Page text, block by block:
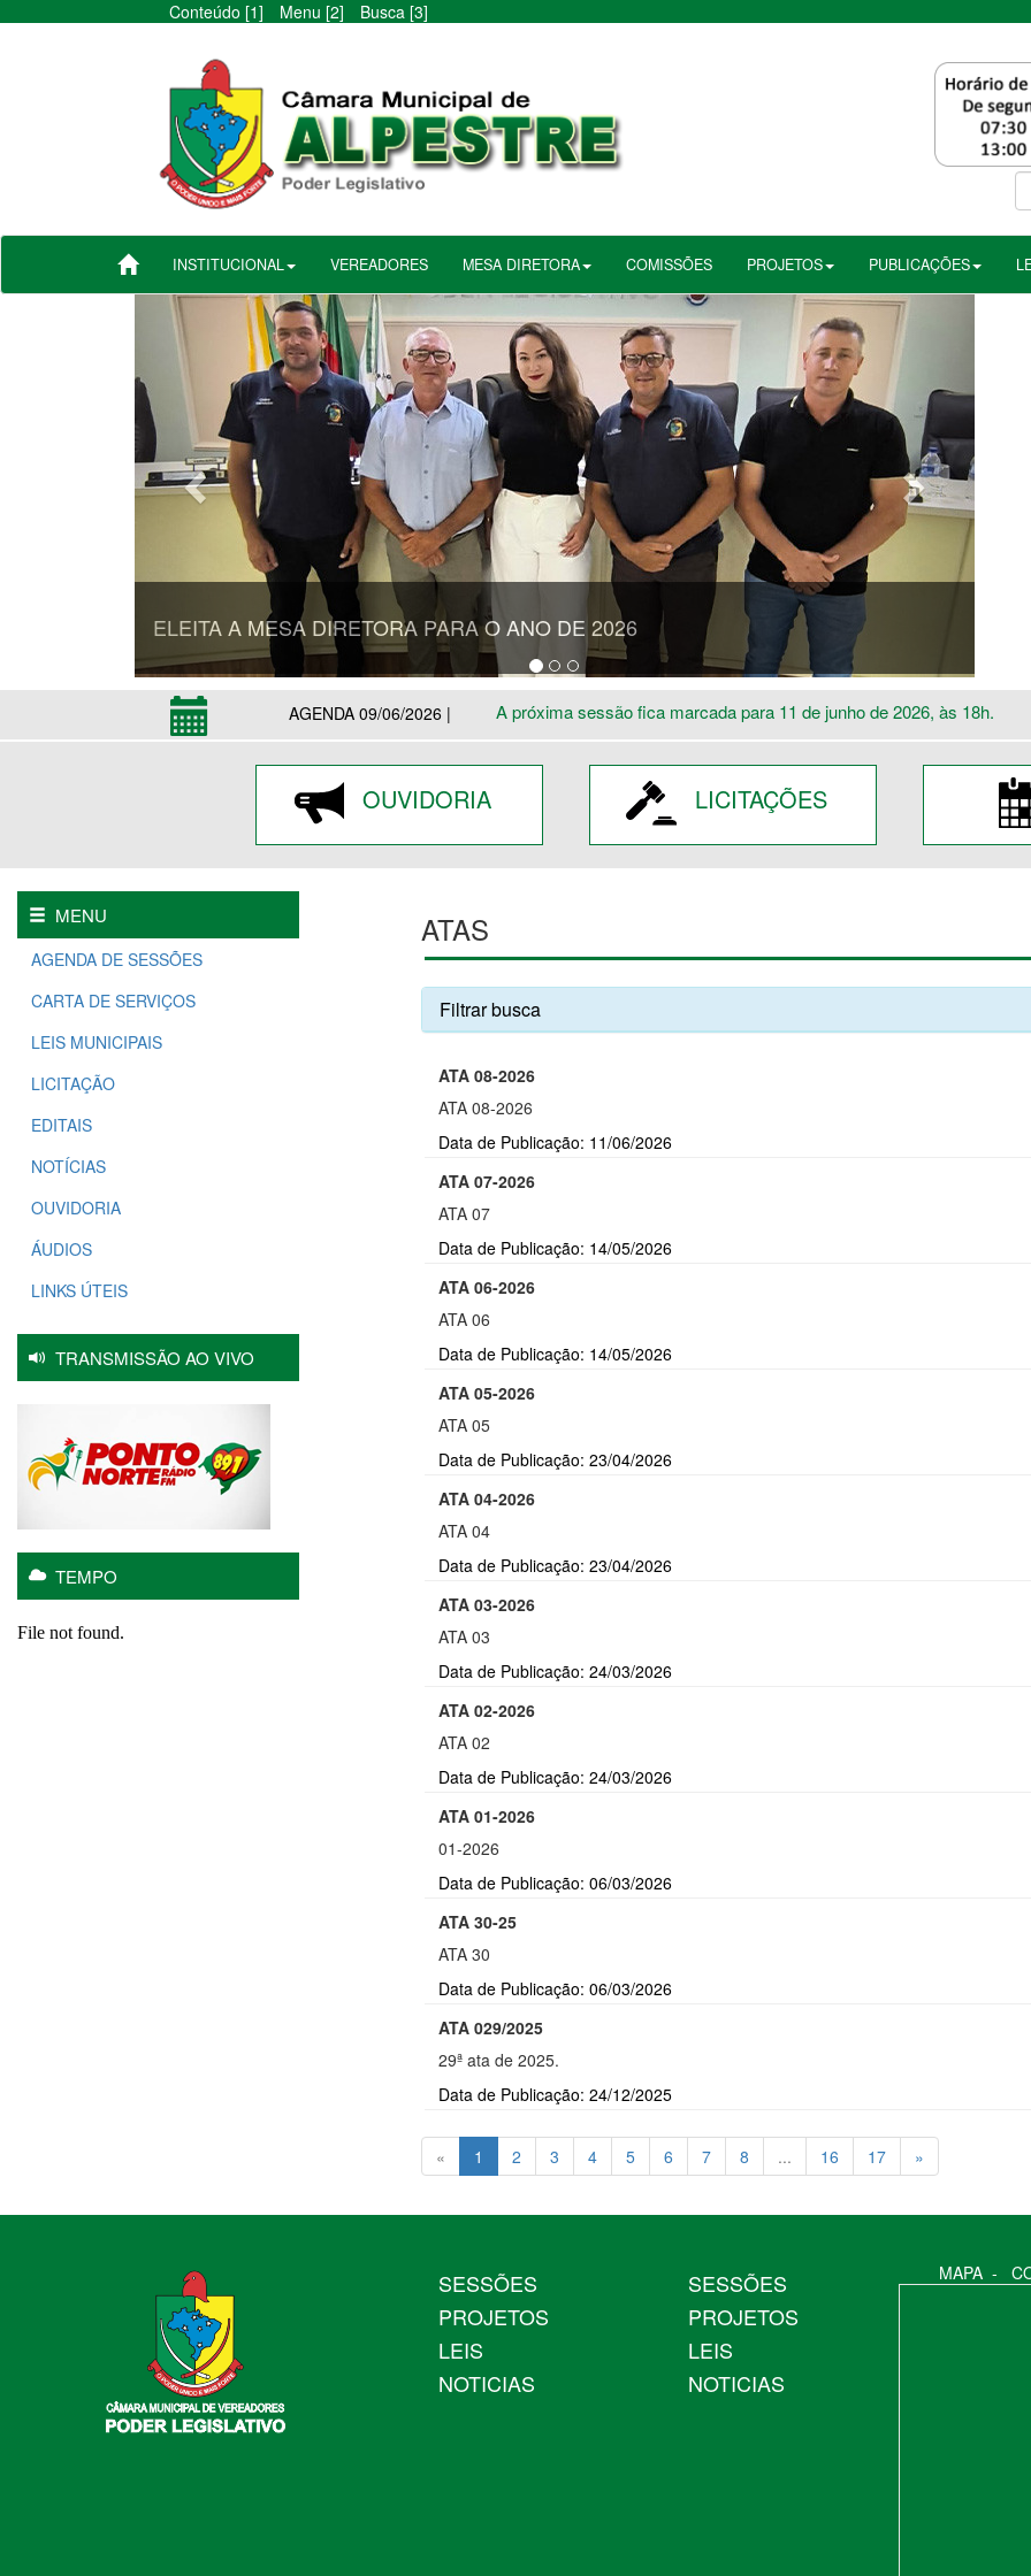
Conteúdo [1] Menu [2] Busca [3]
INSTITUCIONAL VEREADORES MESA DIRETORA COMISSÕES PROJETOS PUBLICAÇÕES
ELEITA A MESA DIRETORA PARA O ANO DE 2026
Anterior
AGENDA 09/06/2026 | A próxima sessão fica marcada para 11 de junho de 2026, às 18h.
OUVIDORIA LICITAÇÕES
MENU
AGENDA DE SESSÕES
CARTA DE SERVIÇOS
LEIS MUNICIPAIS
LICITAÇÃO
EDITAIS
NOTÍCIAS
OUVIDORIA
ÁUDIOS
LINKS ÚTEIS
TRANSMISSÃO AO VIVO
TEMPO
ATAS
Filtrar busca
ATA 08-2026
ATA 08-2026
Data de Publicação: 11/06/2026
ATA 07-2026
ATA 07
Data de Publicação: 14/05/2026
ATA 06-2026
ATA 06
Data de Publicação: 14/05/2026
ATA 05-2026
ATA 05
Data de Publicação: 23/04/2026
ATA 04-2026
ATA 04
Data de Publicação: 23/04/2026
ATA 03-2026
ATA 03
Data de Publicação: 24/03/2026
ATA 02-2026
ATA 02
Data de Publicação: 24/03/2026
ATA 01-2026
01-2026
Data de Publicação: 06/03/2026
ATA 30-25
ATA 30
Data de Publicação: 06/03/2026
ATA 029/2025
29ª ata de 2025.
Data de Publicação: 24/12/2025
« 1 2 3 4 5 6 7 8 ... 16 17 »
SESSÕES
PROJETOS
LEIS
NOTICIAS
SESSÕES
PROJETOS
LEIS
NOTICIAS
MAPA-